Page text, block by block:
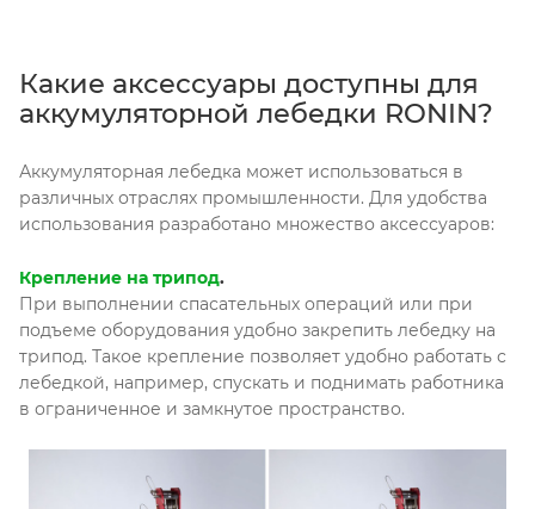
Какие аксессуары доступны для
аккумуляторной лебедки RONIN?
Аккумуляторная лебедка может использоваться в
различных отраслях промышленности. Для удобства
использования разработано множество аксессуаров:
Крепление на трипод.
При выполнении спасательных операций или при
подъеме оборудования удобно закрепить лебедку на
трипод. Такое крепление позволяет удобно работать с
лебедкой, например, спускать и поднимать работника
в ограниченное и замкнутое пространство.